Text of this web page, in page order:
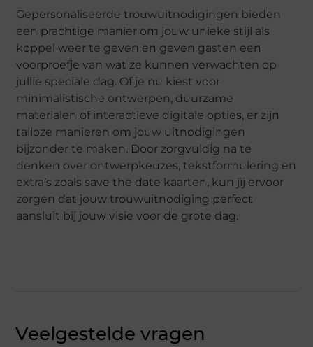
Gepersonaliseerde trouwuitnodigingen bieden
een prachtige manier om jouw unieke stijl als
koppel weer te geven en geven gasten een
voorproefje van wat ze kunnen verwachten op
jullie speciale dag. Of je nu kiest voor
minimalistische ontwerpen, duurzame
materialen of interactieve digitale opties, er zijn
talloze manieren om jouw uitnodigingen
bijzonder te maken. Door zorgvuldig na te
denken over ontwerpkeuzes, tekstformulering en
extra’s zoals save the date kaarten, kun jij ervoor
zorgen dat jouw trouwuitnodiging perfect
aansluit bij jouw visie voor de grote dag.
Veelgestelde vragen